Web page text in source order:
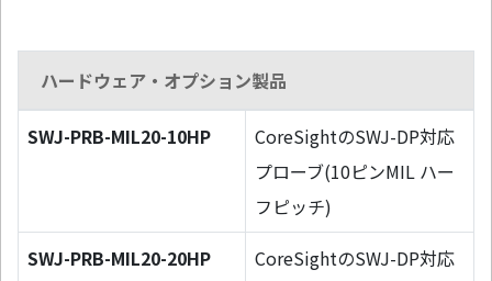
ハードウェア・オプション製品
SWJ-PRB-MIL20-10HP
CoreSightのSWJ-DP対応
プローブ(10ピンMIL ハー
フピッチ)
SWJ-PRB-MIL20-20HP
CoreSightのSWJ-DP対応